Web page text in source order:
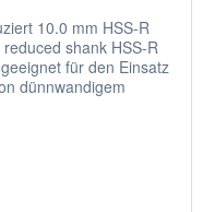
10.0 mm HSS-R
shank HSS-R
für den Einsatz
dünnwandigem